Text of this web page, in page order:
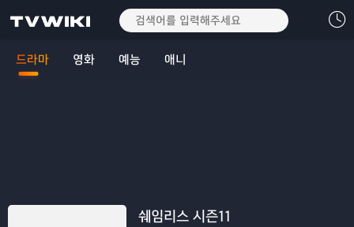
드라마 영화 예능 애니
쉐임리스 시즌11